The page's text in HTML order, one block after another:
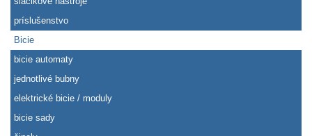
príslušenstvo
Bicie
bicie automaty
jednotlivé bubny
elektrické bicie / moduly
bicie sady